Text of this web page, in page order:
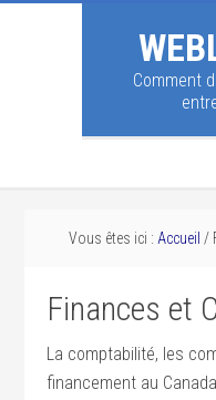
Comment
Vous êtes ici : Accueil /
Finances et
La comptabilité, les
financement au